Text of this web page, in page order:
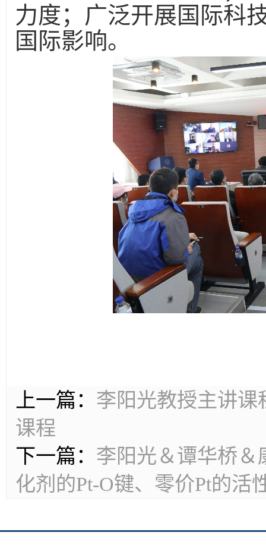
力度；广泛开展国际科
国际影响。
上一篇： 李阳光教授主讲课
课程
下一篇： 李阳光＆谭华桥＆
化剂的Pt-O键、零价Pt的活